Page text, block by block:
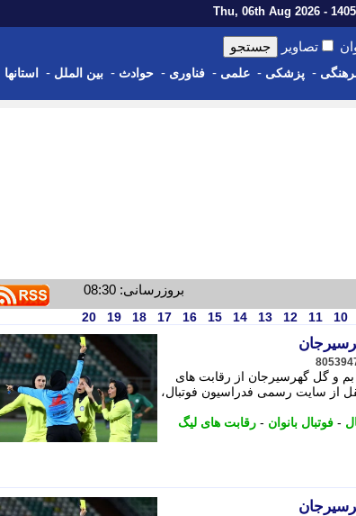
تصاویر
- پزشکی - علمی - فناوری - حوادث - بین الملل - استانها
بروزرسانی: 08:30
10
11
12
13
14
15
16
17
18
19
20
بم و گل گهرسیرجان از رقابت های
از سایت رسمی فدراسیون فوتبال،
- فوتبال بانوان - رقابت های لیگ